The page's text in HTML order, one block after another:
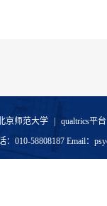
京师范大学
qualtrics平台
010-58808187 Email：